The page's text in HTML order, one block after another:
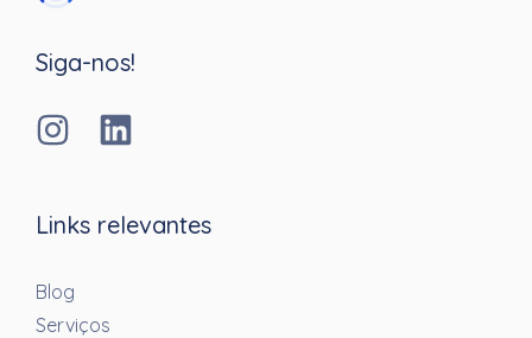
Siga-nos!
Links relevantes
Blog
Serviços